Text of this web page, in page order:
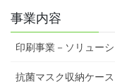
事業内容
印刷事業－ソリュー
抗菌マスク収納ケース